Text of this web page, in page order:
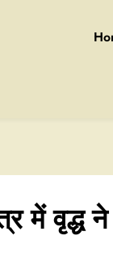
में वृद्ध